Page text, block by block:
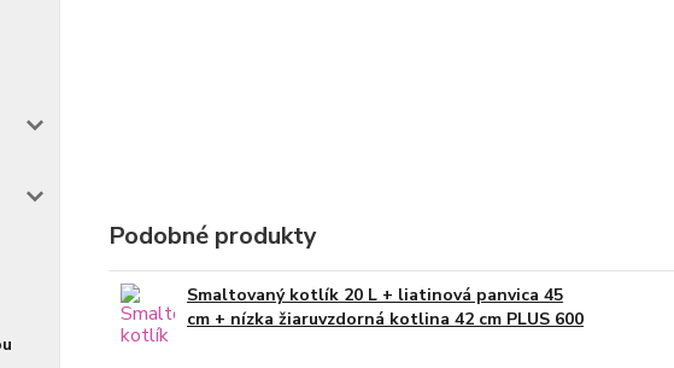
Podobné produkty
Smaltovaný kotlík 20 L + liatinová panvica 45
cm + nízka žiaruvzdorná kotlina 42 cm PLUS 600